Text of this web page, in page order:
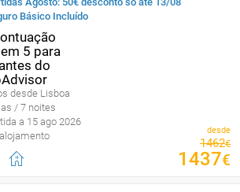
Básico Incluído
desde Lisboa
/ 7 noites
a 15 ago 2026
desde
1462€
1437€